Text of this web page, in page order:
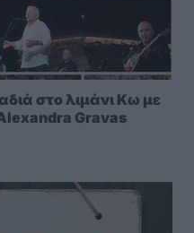
στο λιμάνι Κω με
Gravas